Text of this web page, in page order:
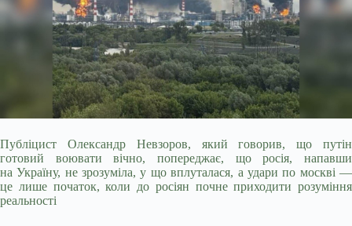
Публіцист Олександр Невзоров, який говорив, що путін
готовий воювати вічно, попереджає, що росія, напавши
на Україну, не зрозуміла, у що вплуталася, а удари по москві—
це лише початок, коли до росіян почне приходити розуміння
реальності